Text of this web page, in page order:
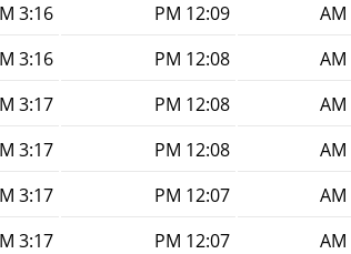
12:09 PM
3:16 PM
12:08 PM
3:16 PM
12:08 PM
3:17 PM
12:08 PM
3:17 PM
12:07 PM
3:17 PM
12:07 PM
3:17 PM